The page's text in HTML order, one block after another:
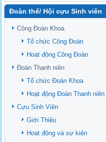
Delta
Sediment properties in flood-
upstream Mekong Delta
Danh mục tạp chí xuất bản Quốc
Danh Mục các Đề Tài NCKH cấp
Văn bản - Quy định
Ban chấp hành Đảng bộ khoa
Đoàn thể/ Hội cựu Sinh viên
Công Đoàn Khoa
Tổ chức Công Đoàn
Hoạt động Công Đoàn
Đoàn Thanh niên
Tổ chức Đoàn Khoa
Hoạt động Đoàn Thanh niên
Cựu Sinh Viên
Giới Thiệu
Hoạt động và sự kiện